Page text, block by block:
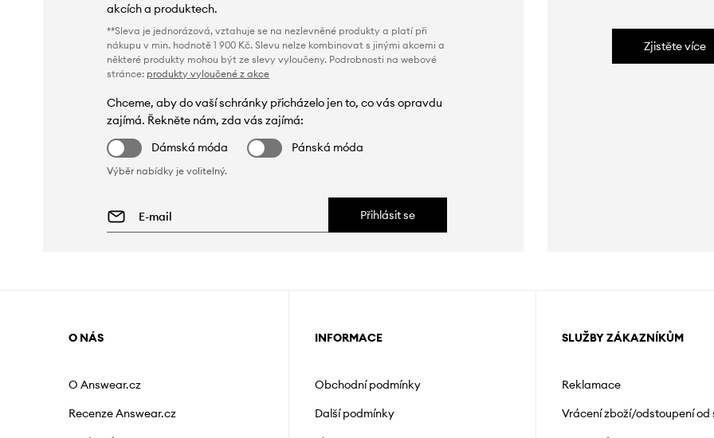
akcích a produktech.
**Sleva je jednorázová, vztahuje se na nezlevněné produkty a platí při
nákupu v min. hodnotě 1 900 Kč. Slevu nelze kombinovat s jinými akcemi a
některé produkty mohou být ze slevy vyloučeny. Podrobnosti na webové
stránce: produkty vyloučené z akce
Chceme, aby do vaší schránky přicházelo jen to, co vás opravdu
zajímá. Řekněte nám, zda vás zajímá:
Dámská móda
Pánská móda
Výběr nabídky je volitelný.
Přihlásit se
Zjistěte více
O NÁS
O Answear.cz
Recenze Answear.cz
INFORMACE
Obchodní podmínky
Další podmínky
SLUŽBY ZÁKAZNÍKŮM
Reklamace
Vrácení zboží/odstoupení od